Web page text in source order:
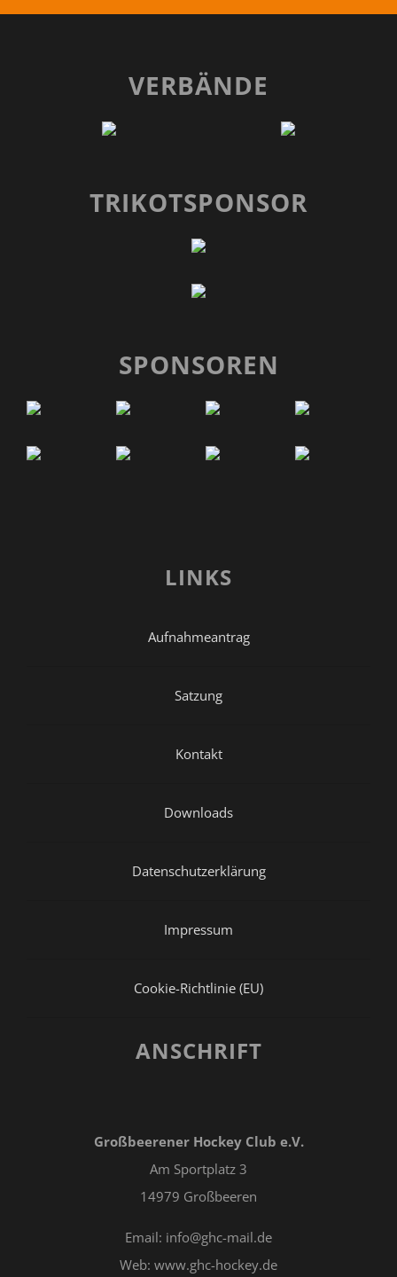
VERBÄNDE
TRIKOTSPONSOR
SPONSOREN
LINKS
Aufnahmeantrag
Satzung
Kontakt
Downloads
Datenschutzerklärung
Impressum
Cookie-Richtlinie (EU)
ANSCHRIFT
Großbeerener Hockey Club e.V.
Am Sportplatz 3
14979 Großbeeren
Email: info@ghc-mail.de
Web: www.ghc-hockey.de